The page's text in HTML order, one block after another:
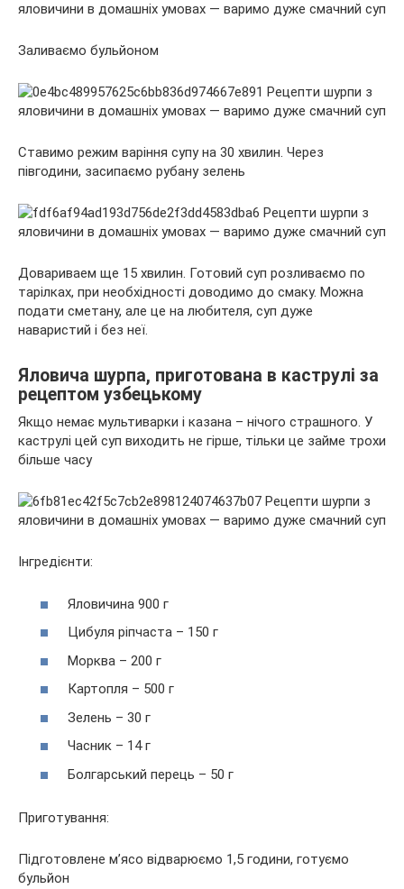
Заливаємо бульйоном
Ставимо режим варіння супу на 30 хвилин. Через
півгодини, засипаємо рубану зелень
Довариваем ще 15 хвилин. Готовий суп розливаємо по
тарілках, при необхідності доводимо до смаку. Можна
подати сметану, але це на любителя, суп дуже
наваристий і без неї.
Яловича шурпа, приготована в каструлі за
рецептом узбецькому
Якщо немає мультиварки і казана – нічого страшного. У
каструлі цей суп виходить не гірше, тільки це займе трохи
більше часу
Інгредієнти:
Яловичина 900 г
Цибуля ріпчаста – 150 г
Морква – 200 г
Картопля – 500 г
Зелень – 30 г
Часник – 14 г
Болгарський перець – 50 г
Приготування:
Підготовлене м’ясо відварюємо 1,5 години, готуємо
бульйон